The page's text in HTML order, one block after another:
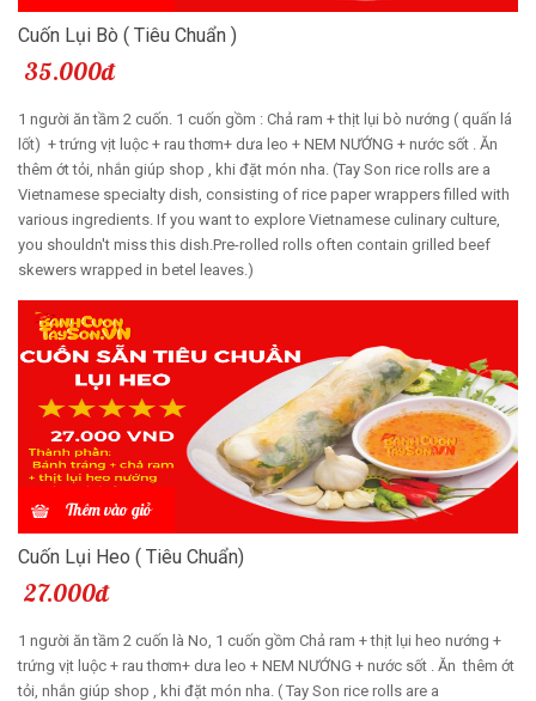
Cuốn Lụi Bò ( Tiêu Chuẩn )
35.000đ
1 người ăn tầm 2 cuốn. 1 cuốn gồm : Chả ram + thịt lụi bò nướng ( quấn lá
lốt) + trứng vịt luộc + rau thơm+ dưa leo + NEM NƯỚNG + nước sốt . Ăn
thêm ớt tỏi, nhắn giúp shop , khi đặt món nha. (Tay Son rice rolls are a
Vietnamese specialty dish, consisting of rice paper wrappers filled with
various ingredients. If you want to explore Vietnamese culinary culture,
you shouldn't miss this dish.Pre-rolled rolls often contain grilled beef
skewers wrapped in betel leaves.)
Thêm vào giỏ
Cuốn Lụi Heo ( Tiêu Chuẩn)
27.000đ
1 người ăn tầm 2 cuốn là No, 1 cuốn gồm Chả ram + thịt lụi heo nướng +
trứng vịt luộc + rau thơm+ dưa leo + NEM NƯỚNG + nước sốt . Ăn thêm ớt
tỏi, nhắn giúp shop , khi đặt món nha. ( Tay Son rice rolls are a